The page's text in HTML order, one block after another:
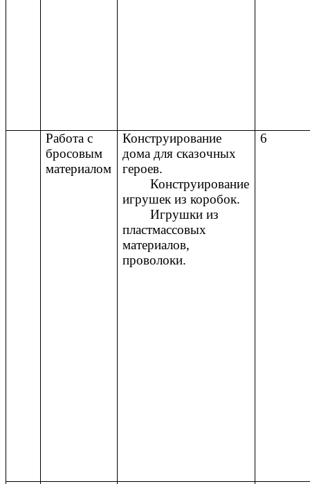
Работа с
бросовым
материалом
Конструирование
дома для сказочных
героев.
Конструирование
игрушек из коробок.
Игрушки из
пластмассовых
материалов,
проволоки.
6